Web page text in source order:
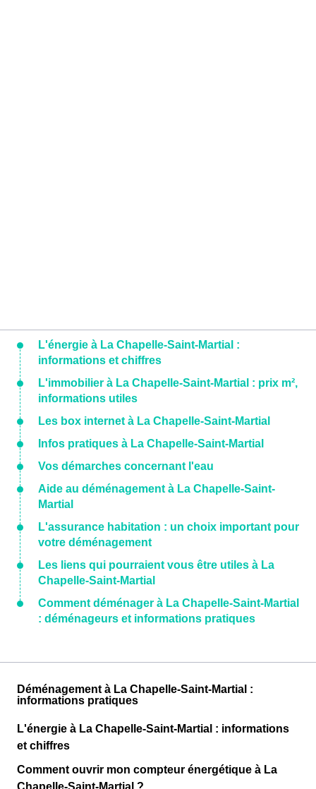
L'énergie à La Chapelle-Saint-Martial :
informations et chiffres
L'immobilier à La Chapelle-Saint-Martial : prix m²,
informations utiles
Les box internet à La Chapelle-Saint-Martial
Infos pratiques à La Chapelle-Saint-Martial
Vos démarches concernant l'eau
Aide au déménagement à La Chapelle-Saint-
Martial
L'assurance habitation : un choix important pour
votre déménagement
Les liens qui pourraient vous être utiles à La
Chapelle-Saint-Martial
Comment déménager à La Chapelle-Saint-Martial
: déménageurs et informations pratiques
Déménagement à La Chapelle-Saint-Martial :
informations pratiques
L'énergie à La Chapelle-Saint-Martial : informations
et chiffres
Comment ouvrir mon compteur énergétique à La
Chapelle-Saint-Martial ?